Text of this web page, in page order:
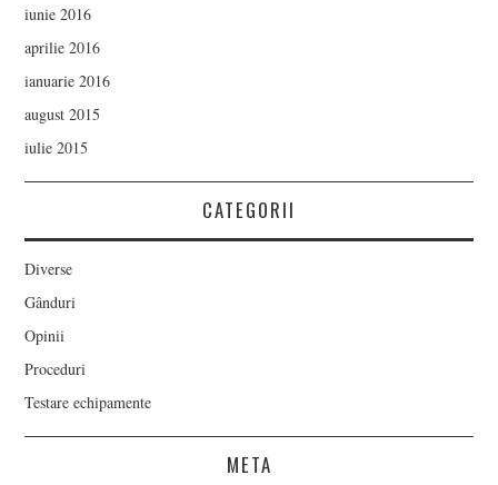
iunie 2016
aprilie 2016
ianuarie 2016
august 2015
iulie 2015
CATEGORII
Diverse
Gânduri
Opinii
Proceduri
Testare echipamente
META